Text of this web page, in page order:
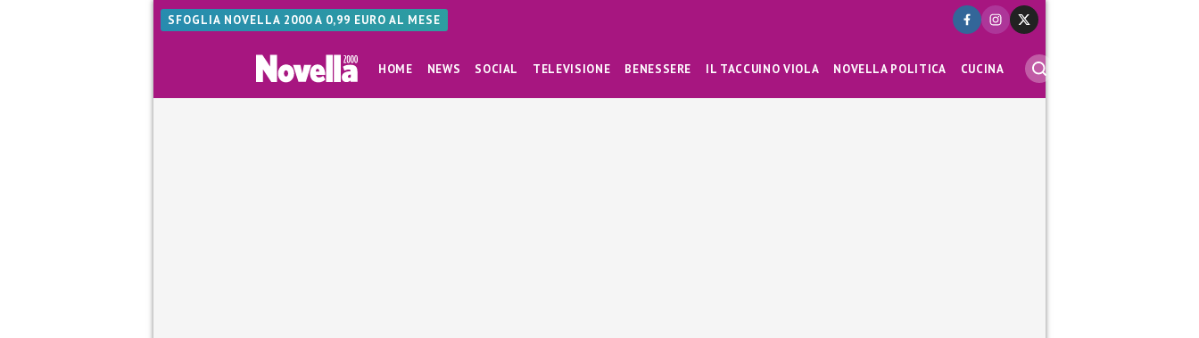
SFOGLIA NOVELLA 2000 A 0,99 EURO AL MESE
HOME NEWS SOCIAL TELEVISIONE BENESSERE IL TACCUINO VIOLA NOVELLA POLITICA CUCINA